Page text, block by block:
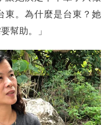
東。為什麼是台東？她
幫助。」